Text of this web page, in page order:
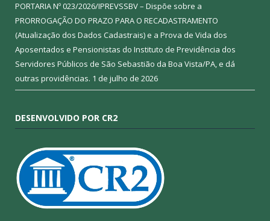
PORTARIA Nº 023/2026/IPREVSSBV – Dispõe sobre a
PRORROGAÇÃO DO PRAZO PARA O RECADASTRAMENTO
(Atualização dos Dados Cadastrais) e a Prova de Vida dos
Aposentados e Pensionistas do Instituto de Previdência dos
Servidores Públicos de São Sebastião da Boa Vista/PA, e dá
outras providências. 1 de julho de 2026
DESENVOLVIDO POR CR2